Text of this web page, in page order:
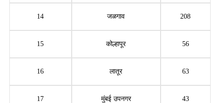
14 जळगाव 208
15 कोल्हापूर 56
16 लातूर 63
17 मुंबई उपनगर 43